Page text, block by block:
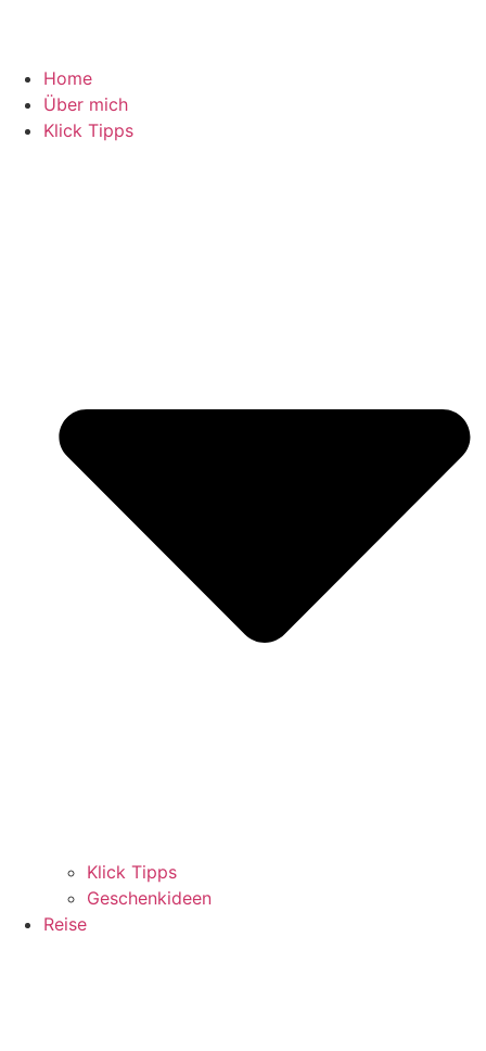
Home
Über mich
Klick Tipps
Klick Tipps
Geschenkideen
Reise